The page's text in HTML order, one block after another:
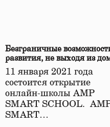
Безграничные
развития, не выходя из
11 января 2021 года
состоится открытие
онлайн-школы АМР
SMART SCHOOL.
SMART…